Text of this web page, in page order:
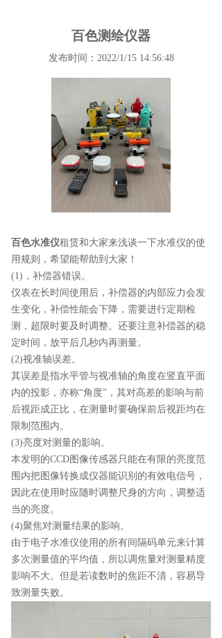
百色测绘仪器
发布时间：2022/1/15 14:56:48
百色水准仪租赁和大家来浅谈一下水准仪的使
用规则，希望能帮助到大家！
(1)，补偿器错误。
仪表在长时间使用后，补偿器的内部应力会发
生变化，补偿性能会下降，需要进行定期检
测，超限时要及时调整。还要注意补偿器的稳
定时间，放平后几秒内再测量。
(2)视准轴误差。
其误差是指水平管与视准轴的角度在竖直平面
内的投影，亦称“角度”，其对高差的影响与前
后视距成正比，在测量时要确保前后视距均在
限制范围内。
(3)亮度对测量的影响。
本发明的CCD图像传感器只能在有限的亮度范
围内把图像转换成仪器能识别的有效电信号，
因此在使用时应随时调整尺身的方向，调整适
当的亮度。
(4)聚焦对测量结果的影响。
由于电子水准仪使用的所有间隔码单元来计算
多次测量值的平均值，所以调焦量对测量精度
影响不大。但是若读数时的焦距不清，容易导
致测量失败。